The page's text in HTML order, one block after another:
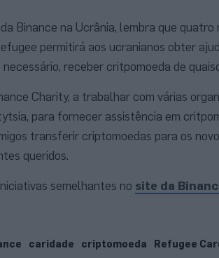
Binance na Ucrânia, lembra que
permitirá aos ucranianos obter
receber critpomoeda de
Charity, a trabalhar com várias
para fornecer assistência em
transferir criptomoedas para os
queridos.
semelhantes no site da
caridade criptomoeda Refugee